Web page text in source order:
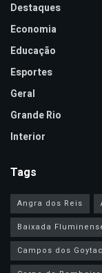
Destaques
Economia
Educação
Esportes
Geral
Grande Rio
Interior
Tags
Angra dos Reis
Baixada
Campos dos